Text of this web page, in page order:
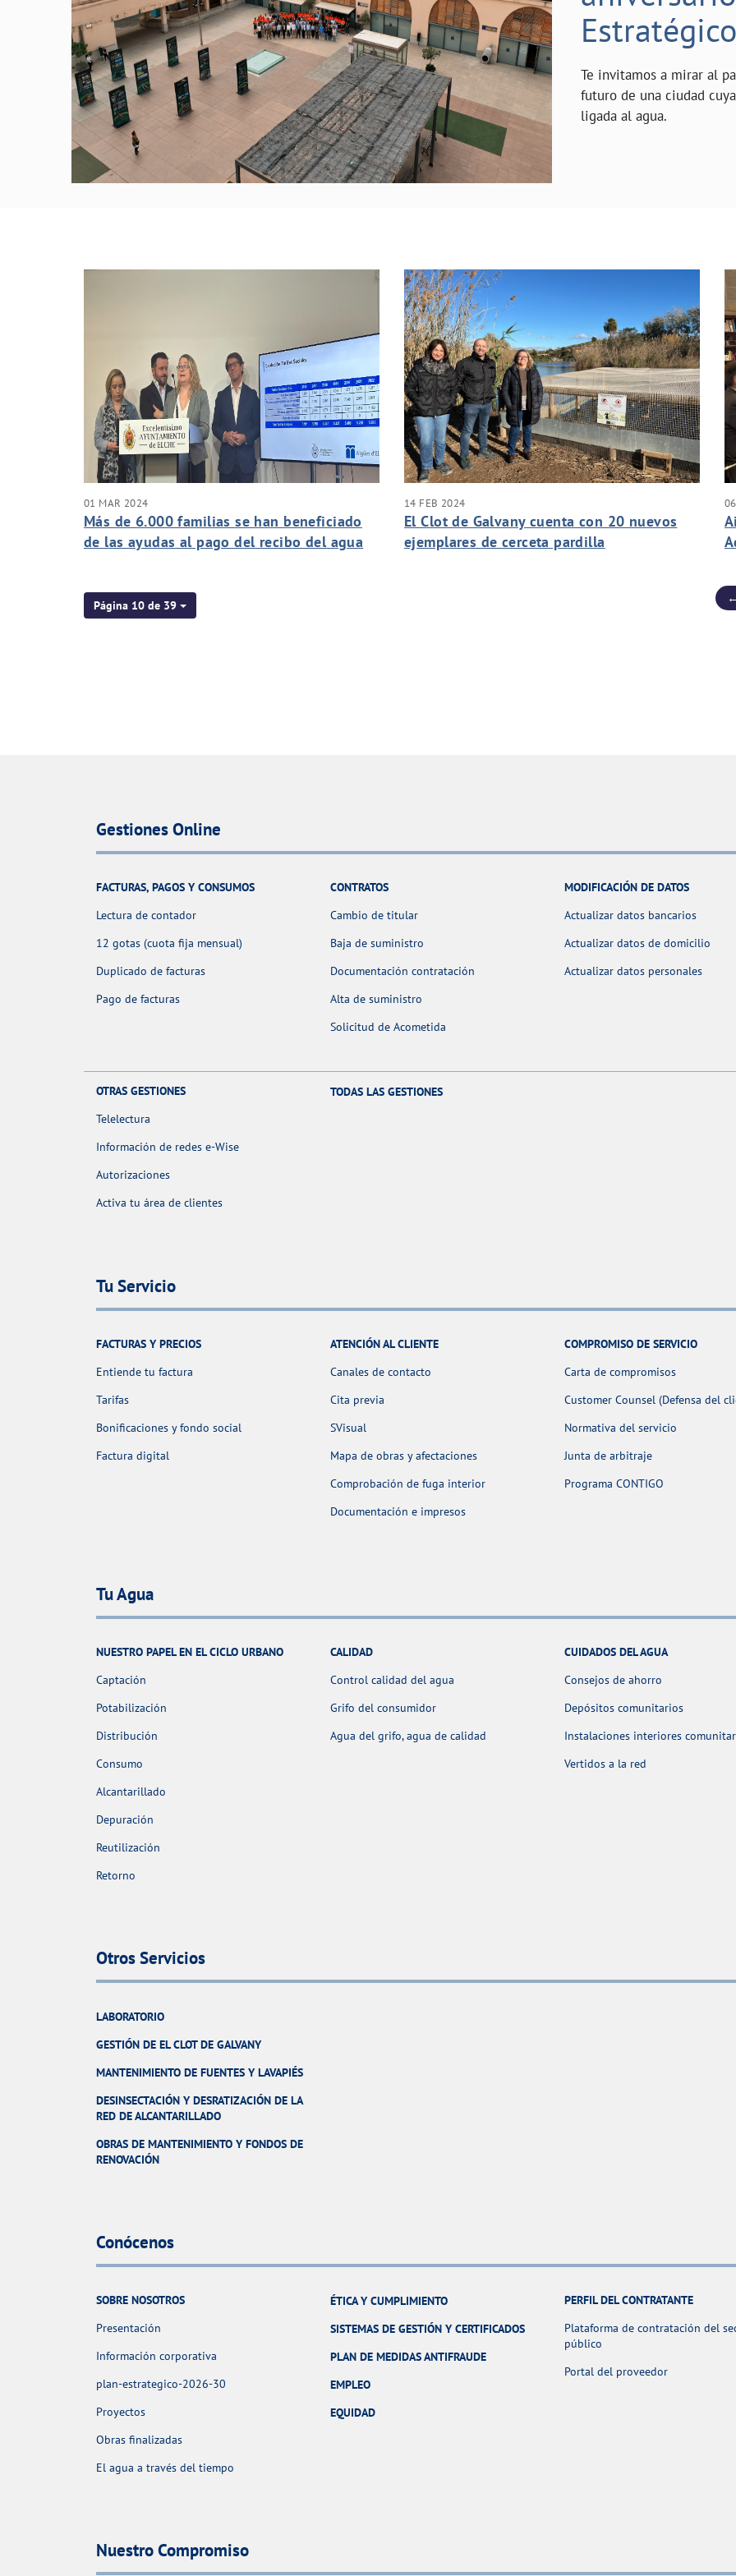
Te invitamos a mirar al
futuro de una ciudad
ligada al agua.
01 MAR 2024
Más de 6.000 familias se han beneficiado
de las ayudas al pago del recibo del agua
14 FEB 2024
El Clot de Galvany cuenta con 20 nuevos
ejemplares de cerceta pardilla
Página 10 de 39
Gestiones Online
FACTURAS, PAGOS Y CONSUMOS
Lectura de contador
12 gotas (cuota fija mensual)
Duplicado de facturas
Pago de facturas
CONTRATOS
Cambio de titular
Baja de suministro
Documentación contratación
Alta de suministro
Solicitud de Acometida
MODIFICACIÓN DE DATOS
Actualizar datos bancarios
Actualizar datos de domicilio
Actualizar datos personales
OTRAS GESTIONES
Telelectura
Información de redes e-Wise
Autorizaciones
Activa tu área de clientes
TODAS LAS GESTIONES
Tu Servicio
FACTURAS Y PRECIOS
Entiende tu factura
Tarifas
Bonificaciones y fondo social
Factura digital
ATENCIÓN AL CLIENTE
Canales de contacto
Cita previa
SVisual
Mapa de obras y afectaciones
Comprobación de fuga interior
Documentación e impresos
COMPROMISO DE SERVICIO
Carta de compromisos
Customer Counsel (Defensa del
Normativa del servicio
Junta de arbitraje
Programa CONTIGO
Tu Agua
NUESTRO PAPEL EN EL CICLO URBANO
Captación
Potabilización
Distribución
Consumo
Alcantarillado
Depuración
Reutilización
Retorno
CALIDAD
Control calidad del agua
Grifo del consumidor
Agua del grifo, agua de calidad
CUIDADOS DEL AGUA
Consejos de ahorro
Depósitos comunitarios
Instalaciones interiores
Vertidos a la red
Otros Servicios
LABORATORIO
GESTIÓN DE EL CLOT DE GALVANY
MANTENIMIENTO DE FUENTES Y LAVAPIÉS
DESINSECTACIÓN Y DESRATIZACIÓN DE LA
RED DE ALCANTARILLADO
OBRAS DE MANTENIMIENTO Y FONDOS DE
RENOVACIÓN
Conócenos
SOBRE NOSOTROS
Presentación
Información corporativa
plan-estrategico-2026-30
Proyectos
Obras finalizadas
El agua a través del tiempo
ÉTICA Y CUMPLIMIENTO
SISTEMAS DE GESTIÓN Y CERTIFICADOS
PLAN DE MEDIDAS ANTIFRAUDE
EMPLEO
EQUIDAD
PERFIL DEL CONTRATANTE
Plataforma de contratación del
público
Portal del proveedor
Nuestro Compromiso